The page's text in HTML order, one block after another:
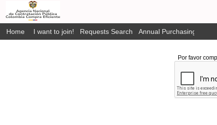
Home I want to join! Requests Search Annual Purchasing Plan
Por favor